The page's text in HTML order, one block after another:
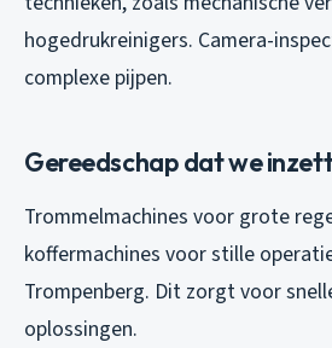
hogedrukreinigers. Camera-
complexe pijpen.
Gereedschap dat we
Trommelmachines voor grote
koffermachines voor stille
Trompenberg. Dit zorgt voor
oplossingen.